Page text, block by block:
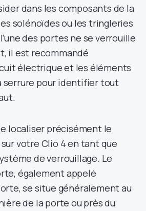
dans les composants de la
solénoïdes ou les tringleries
des portes ne se verrouille
il est recommandé
électrique et les éléments
serrure pour identifier tout
localiser précisément le
votre Clio 4 en tant que
de verrouillage. Le
également appelé
se situe généralement au
de la porte ou près du